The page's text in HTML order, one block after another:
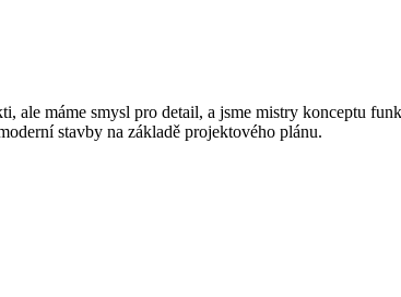
ale máme smysl pro detail, a jsme mistry konceptu
stavby na základě projektového plánu.